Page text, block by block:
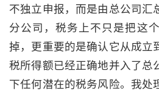
不独立申报，而是由总公司汇
分公司，税务上不只是把这
掉，更重要的是确认它从成立
税所得额已经正确地并入了总
下任何潜在的税务风险。我处